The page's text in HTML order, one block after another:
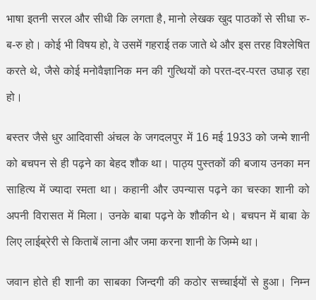
भाषा इतनी सरल और सीधी कि लगता है,मानो लेखक खुद पाठकों से सीधा रु-
ब-रु हो। कोई भी विषय हो,वे उसमें गहराई तक जाते थे और इस तरह विश्लेषित
करते थे,जैसे कोई मनोवैज्ञानिक मन की गुत्थियों को परत-दर-परत उघाड़ रहा
हो।
बस्तर जैसे धुर आदिवासी अंचल के जगदलपुर में 16 मई 1933 को जन्मे शानी
को बचपन से ही पढ़ने का बेहद शौक था। पाठ्य पुस्तकों की बजाय उनका मन
साहित्य में ज्यादा रमता था। कहानी और उपन्यास पढ़ने का चस्का शानी को
अपनी विरासत में मिला। उनके बाबा पढ़ने के शौकीन थे। बचपन में बाबा के
लिए लाईब्रेरी से किताबें लाना और जमा करना शानी के जिम्मे था।
जवान होते ही शानी का साबका जिन्दगी की कठोर सच्चाईयों से हुआ। निम्न